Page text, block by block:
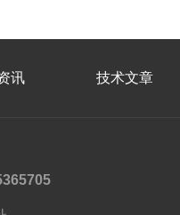
讯 技术文章